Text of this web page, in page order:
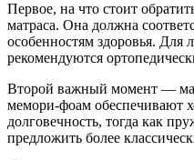
Первое, на что стоит
матраса. Она должна
особенностям здоровья.
рекомендуются
Второй важный момент —
мемори-фоам обеспечивают
долговечность, тогда как
предложить более